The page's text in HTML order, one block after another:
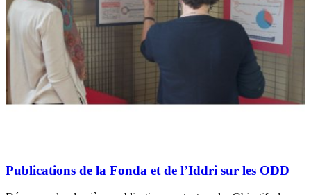
Publications de la Fonda et de l’Iddri sur les ODD